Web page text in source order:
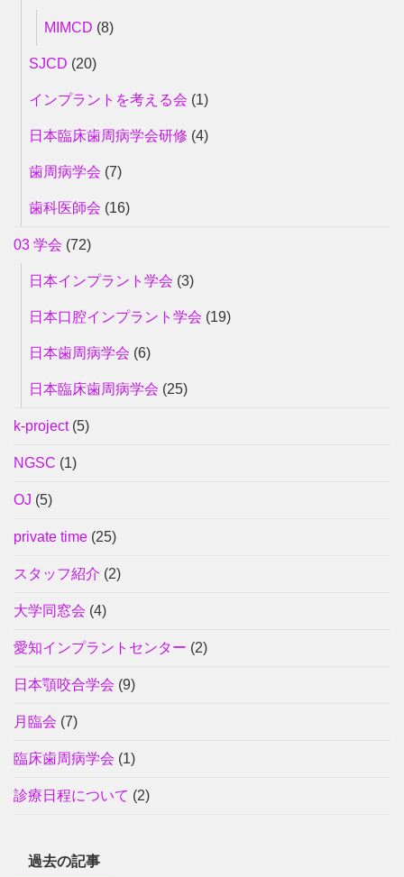
MIMCD (8)
SJCD (20)
インプラントを考える会 (1)
日本臨床歯周病学会研修 (4)
歯周病学会 (7)
歯科医師会 (16)
03 学会 (72)
日本インプラント学会 (3)
日本口腔インプラント学会 (19)
日本歯周病学会 (6)
日本臨床歯周病学会 (25)
k-project(5)
NGSC (1)
OJ (5)
private time (25)
スタッフ紹介 (2)
大学同窓会 (4)
愛知インプラントセンター (2)
日本顎咬合学会 (9)
月臨会 (7)
臨床歯周病学会 (1)
診療日程について (2)
過去の記事